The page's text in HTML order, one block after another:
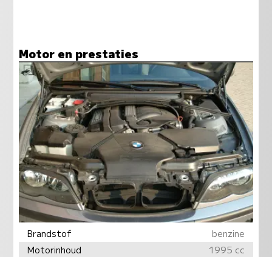
Motor en prestaties
Brandstof
benzine
Motorinhoud
1995 cc